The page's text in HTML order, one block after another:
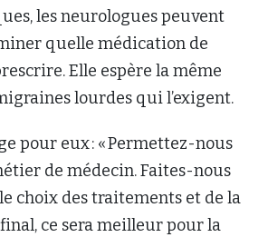
les neurologues peuvent
quelle médication de
Elle espère la même
lourdes qui l’exigent.
pour eux : « Permettez-nous
de médecin. Faites-nous
choix des traitements et de la
ce sera meilleur pour la